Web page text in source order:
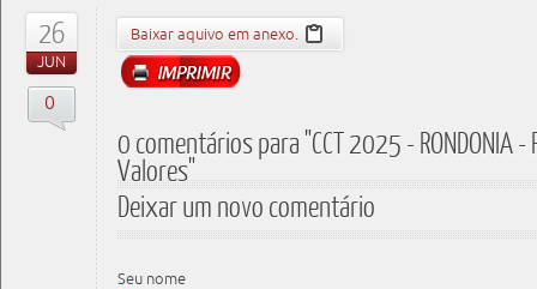
26
JUN
0
Baixar aquivo em anexo.
0 comentários para "CCT 2025 - RONDONIA
Valores"
Deixar um novo comentário
Seu nome